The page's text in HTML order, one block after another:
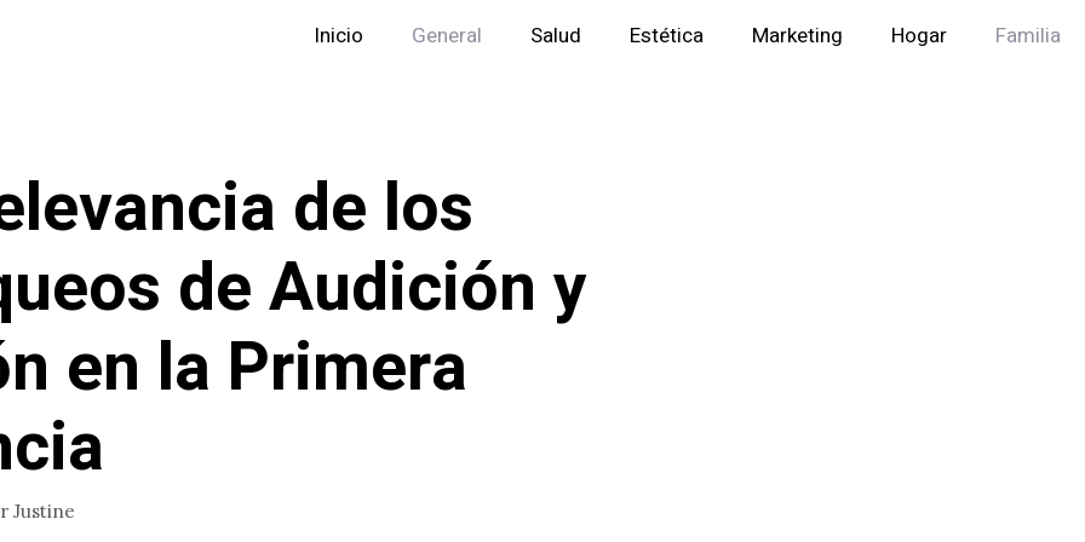
Inicio General Salud Estética Marketing Hogar Familia
de los
de Audición y
en la Primera
Justine